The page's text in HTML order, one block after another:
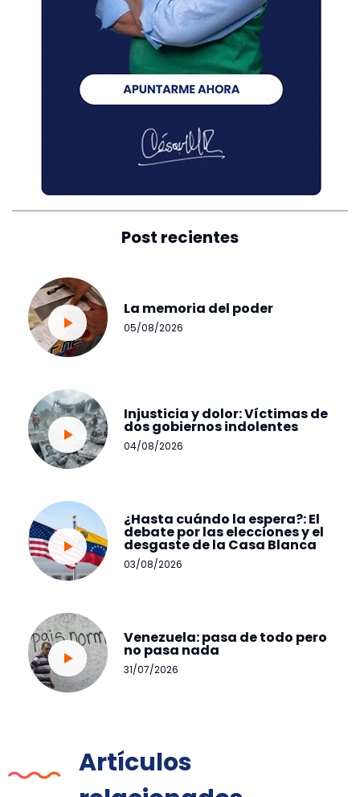
Post recientes
La memoria del poder
05/08/2026
Injusticia y dolor: Víctimas de
dos gobiernos indolentes
04/08/2026
¿Hasta cuándo la espera?: El
debate por las elecciones y el
desgaste de la Casa Blanca
03/08/2026
Venezuela: pasa de todo pero
no pasa nada
31/07/2026
Artículos